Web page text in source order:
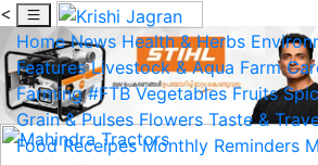
<
Home News Health & Herbs
Features Livestock & Aqua Farm
Farming #FTB Vegetables Fruits
Grain & Pulses Flowers Taste &
Food Receipes Monthly Reminders